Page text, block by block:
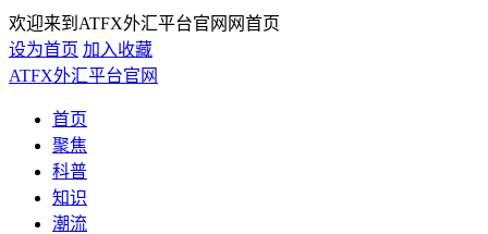
欢迎来到ATFX外汇平台官网网首页
设为首页 加入收藏
ATFX外汇平台官网
首页
聚焦
科普
知识
潮流